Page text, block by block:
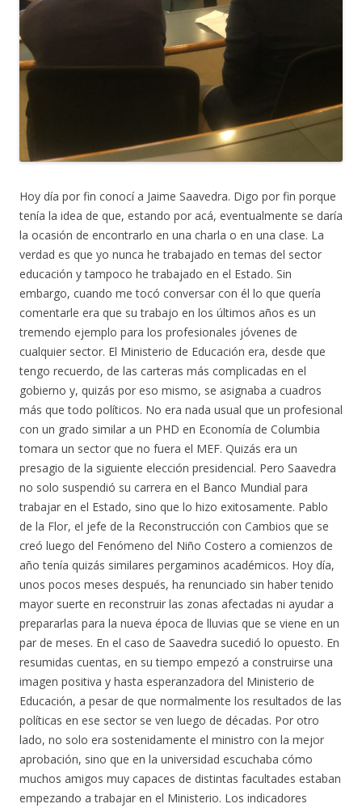
Hoy día por fin conocí a Jaime Saavedra. Digo por fin porque
tenía la idea de que, estando por acá, eventualmente se daría
la ocasión de encontrarlo en una charla o en una clase. La
verdad es que yo nunca he trabajado en temas del sector
educación y tampoco he trabajado en el Estado. Sin
embargo, cuando me tocó conversar con él lo que quería
comentarle era que su trabajo en los últimos años es un
tremendo ejemplo para los profesionales jóvenes de
cualquier sector. El Ministerio de Educación era, desde que
tengo recuerdo, de las carteras más complicadas en el
gobierno y, quizás por eso mismo, se asignaba a cuadros
más que todo políticos. No era nada usual que un profesional
con un grado similar a un PHD en Economía de Columbia
tomara un sector que no fuera el MEF. Quizás era un
presagio de la siguiente elección presidencial. Pero Saavedra
no solo suspendió su carrera en el Banco Mundial para
trabajar en el Estado, sino que lo hizo exitosamente. Pablo
de la Flor, el jefe de la Reconstrucción con Cambios que se
creó luego del Fenómeno del Niño Costero a comienzos de
año tenía quizás similares pergaminos académicos. Hoy día,
unos pocos meses después, ha renunciado sin haber tenido
mayor suerte en reconstruir las zonas afectadas ni ayudar a
prepararlas para la nueva época de lluvias que se viene en un
par de meses. En el caso de Saavedra sucedió lo opuesto. En
resumidas cuentas, en su tiempo empezó a construirse una
imagen positiva y hasta esperanzadora del Ministerio de
Educación, a pesar de que normalmente los resultados de las
políticas en ese sector se ven luego de décadas. Por otro
lado, no solo era sostenidamente el ministro con la mejor
aprobación, sino que en la universidad escuchaba cómo
muchos amigos muy capaces de distintas facultades estaban
empezando a trabajar en el Ministerio. Los indicadores